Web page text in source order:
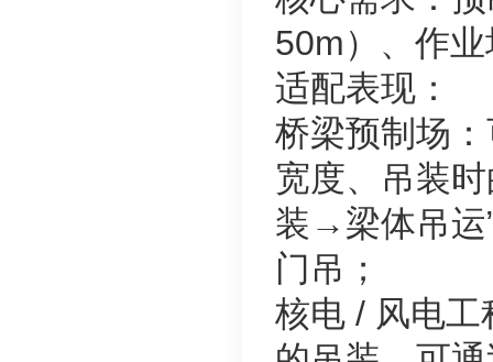
50m）、作
适配表现：
桥梁预制场
宽度、吊装
装→梁体吊运
门吊；
核电 / 风电工